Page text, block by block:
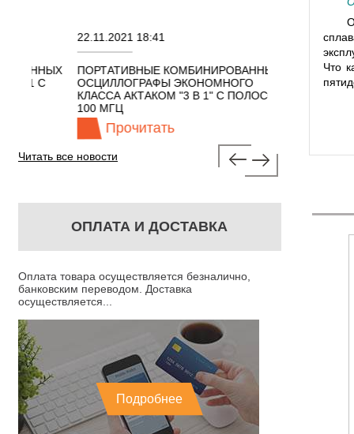
22.11.2021 18:41
ПОРТАТИВНЫЕ КОМБИНИРОВАННЫЕ
ОСЦИЛЛОГРАФЫ ЭКОНОМНОГО
КЛАССА АКТАКОМ "3 В 1" С ПОЛОСОЙ
100 МГЦ
Прочитать
02.08.2021
Читать все новости
ОПЛАТА И ДОСТАВКА
Оплата товара осуществляется безналично,
банковским переводом. Доставка
осуществляется...
Подробнее
Что
— МЕРА
Р4023 КАТУШКА